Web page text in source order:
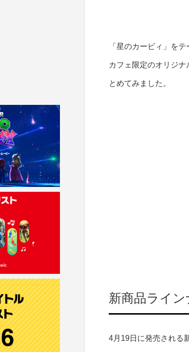
「星のカービィ」を
カフェ限定のオリジ
とめてみました。
新商品ライ
4月19日に発売される